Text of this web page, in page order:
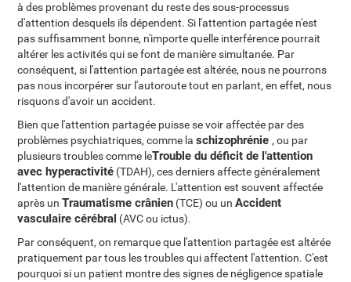
à des problèmes provenant du reste des sous-processus
d'attention desquels ils dépendent. Si l'attention partagée n'est
pas suffisamment bonne, n'importe quelle interférence pourrait
altérer les activités qui se font de manière simultanée. Par
conséquent, si l'attention partagée est altérée, nous ne pourrons
pas nous incorpérer sur l'autoroute tout en parlant, en effet, nous
risquons d'avoir un accident.
Bien que l'attention partagée puisse se voir affectée par des
problèmes psychiatriques, comme laschizophrénie, ou par
plusieurs troubles comme leTrouble du déficit de l'attention
avec hyperactivité (TDAH), ces derniers affecte généralement
l'attention de manière générale. L'attention est souvent affectée
après unTraumatisme crânien (TCE) ou unAccident
vasculaire cérébral (AVC ou ictus).
Par conséquent, on remarque que l'attention partagée est altérée
pratiquement par tous les troubles qui affectent l'attention. C'est
pourquoi si un patient montre des signes de négligence spatiale